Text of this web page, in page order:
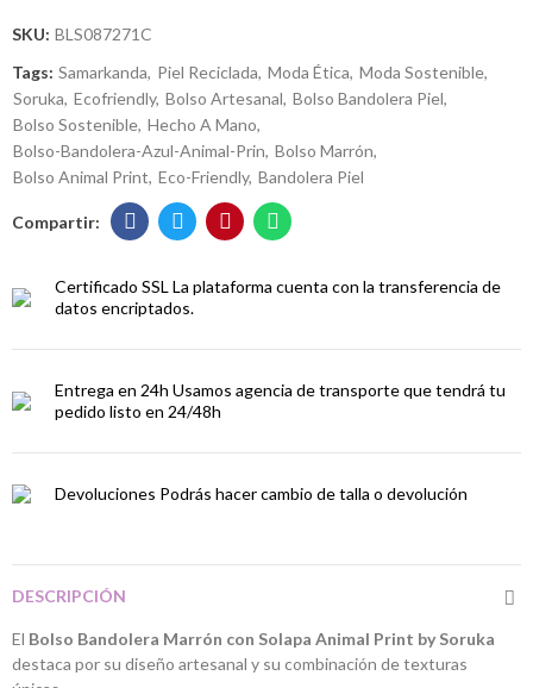
SKU: BLS087271C
Tags: Samarkanda Piel Reciclada Moda Ética Moda Sostenible
Soruka Ecofriendly Bolso Artesanal Bolso Bandolera Piel
Bolso Sostenible Hecho A Mano
Bolso-Bandolera-Azul-Animal-Prin Bolso Marrón
Bolso Animal Print Eco-Friendly Bandolera Piel
Certificado SSL La plataforma cuenta con la transferencia de
datos encriptados.
Entrega en 24h Usamos agencia de transporte que tendrá tu
pedido listo en 24/48h
Devoluciones Podrás hacer cambio de talla o devolución
DESCRIPCIÓN
El Bolso Bandolera Marrón con Solapa Animal Print by Soruka
destaca por su diseño artesanal y su combinación de texturas